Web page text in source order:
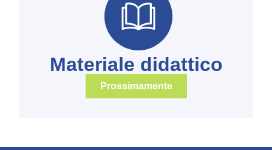
Materiale didattico
Prossimamente